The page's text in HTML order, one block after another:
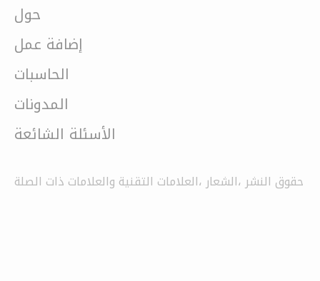
حول
إضافة عمل
الحاسبات
المدونات
الأسئلة الشائعة
حقوق النشر ،الشعار ،العلامات التقنية والعلامات ذات الصلة